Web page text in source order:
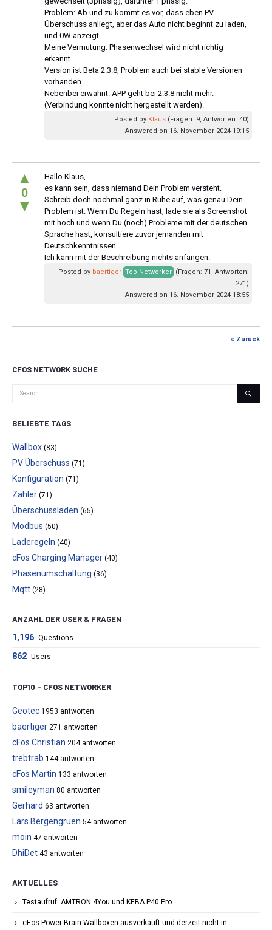
Problem: Ab und zu kommt es vor, dass eben PV
Überschuss anliegt, aber das Auto nicht beginnt zu laden,
und 0W anzeigt.
Meine Vermutung: Phasenwechsel wird nicht richtig
erkannt.
Version ist Beta 2.3.8, Problem auch bei stable Versionen
vorhanden.
Nebenbei erwähnt: APP geht bei 2.3.8 nicht mehr.
(Verbindung konnte nicht hergestellt werden).
Posted by Klaus (Fragen: 9, Antworten: 40)
Answered on 16. November 2024 19:15
▲
0
▼
Hallo Klaus,
es kann sein, dass niemand Dein Problem versteht.
Schreib doch nochmal ganz in Ruhe auf, was genau Dein
Problem ist. Wenn Du Regeln hast, lade sie als Screenshot
mit hoch und wenn Du (noch) Probleme mit der deutschen
Sprache hast, konsultiere zuvor jemanden mit
Deutschkenntnissen.
Ich kann mit der Beschreibung nichts anfangen.
Posted by baertiger Top Networker (Fragen: 71, Antworten:
271)
Answered on 16. November 2024 18:55
« Zurück
CFOS NETWORK SUCHE
BELIEBTE TAGS
Wallbox (83)
PV Überschuss (71)
Konfiguration (71)
Zähler (71)
Überschussladen (65)
Modbus (50)
Laderegeln (40)
cFos Charging Manager (40)
Phasenumschaltung (36)
Mqtt (28)
ANZAHL DER USER & FRAGEN
1,196 Questions
862 Users
TOP10 – CFOS NETWORKER
Geotec 1953 antworten
baertiger 271 antworten
cFos Christian 204 antworten
trebtrab 144 antworten
cFos Martin 133 antworten
smileyman 80 antworten
Gerhard 63 antworten
Lars Bergengruen 54 antworten
moin 47 antworten
DhiDet 43 antworten
AKTUELLES
Testaufruf: AMTRON 4You und KEBA P40 Pro
cFos Power Brain Wallboxen ausverkauft und derzeit nicht in